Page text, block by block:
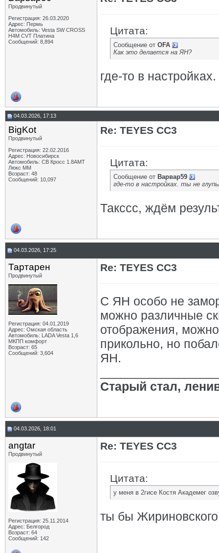
Продвинутый
Регистрация: 26.03.2020
Адрес: Пермь
Автомобиль: Vesta SW CROSS
H4M CVT Платина
Сообщений: 8,894
Цитата:
Сообщение от OFA
Как это делается на ЯН?
где-то в
04.03.2026, 17:13
BigKot
Продвинутый
Регистрация: 22.02.2016
Адрес: Новосибирск
Автомобиль: СВ Кросс 1.8АМТ
Люкс ММ
Возраст: 48
Сообщений: 10,097
Re: TEYES CC3
Цитата:
Сообщение от Варвар59
где-то в настройках. ты не
Такссс, ждём
04.03.2026, 17:25
Тартарен
Продвинутый
Регистрация: 04.01.2019
Адрес: Омская область
Автомобиль: LADA Vesta 1,6
МКПП комфорт
Возраст: 65
Сообщений: 3,604
Re: TEYES CC3
С ЯН особо не
можно различные
отображения,
прикольно, но
ЯН.
Старый стал,
04.03.2026, 18:01
angtar
Продвинутый
Регистрация: 25.11.2014
Адрес: Белгород
Возраст: 64
Сообщений: 142
Re: TEYES CC3
Цитата:
у меня в 2гисе Костя Академег
ты бы